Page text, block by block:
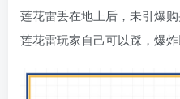
莲花雷丢在地上后，未引爆
莲花雷玩家自己可以踩，爆